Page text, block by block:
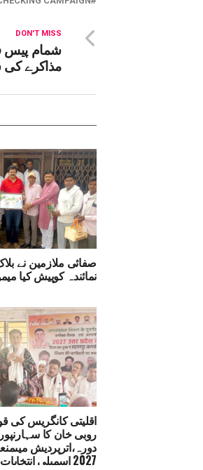
DON'T MISS
شمام پیس
مذاکرے کی
صفائی ملازمین نے
نمائندہ کوپیش کیا
اقلیتی کانگریس کی
روبی خان کا
دورہ،اترپردیش
2027 اسمبلی